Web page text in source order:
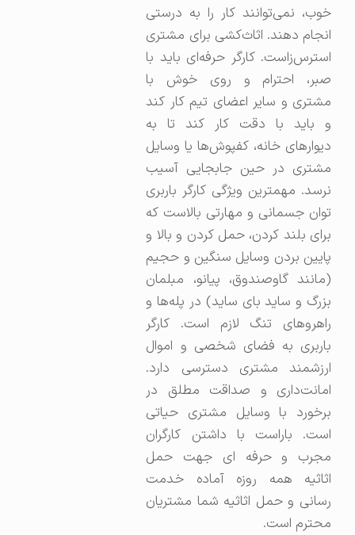
خوب، نمی‌توانند کار را به درستی
انجام دهند. اثاث‌کشی برای مشتری
استرس‌زاست. کارگر حرفه‌ای باید با
صبر، احترام و روی خوش با
مشتری و سایر اعضای تیم کار کند
و باید با دقت کار کند تا به
دیوارهای خانه، کفپوش‌ها یا وسایل
مشتری در حین جابجایی آسیب
نرسد. مهمترین ویژگی کارگر باربری
توان جسمانی و مهارتی بالاست که
برای بلند کردن، حمل کردن و بالا و
پایین بردن وسایل سنگین و حجیم
(مانند گاوصندوق، پیانو، مبلمان
بزرگ و ساید بای ساید) در پله‌ها و
راهروهای تنگ لازم است. کارگر
باربری به فضای شخصی و اموال
ارزشمند مشتری دسترسی دارد.
امانت‌داری و صداقت مطلق در
برخورد با وسایل مشتری حیاتی
است. باراست با داشتن کارگران
مجرب و حرفه ای جهت حمل
اثاثیه همه روزه آماده خدمت
رسانی و حمل اثاثیه شما مشتریان
محترم است.